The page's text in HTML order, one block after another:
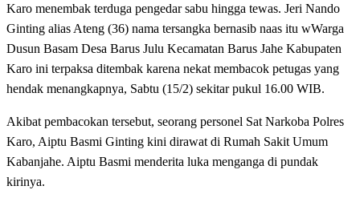
Karo menembak terduga pengedar sabu hingga tewas. Jeri Nando
Ginting alias Ateng (36) nama tersangka bernasib naas itu wWarga
Dusun Basam Desa Barus Julu Kecamatan Barus Jahe Kabupaten
Karo ini terpaksa ditembak karena nekat membacok petugas yang
hendak menangkapnya, Sabtu (15/2) sekitar pukul 16.00 WIB.
Akibat pembacokan tersebut, seorang personel Sat Narkoba Polres
Karo, Aiptu Basmi Ginting kini dirawat di Rumah Sakit Umum
Kabanjahe. Aiptu Basmi menderita luka menganga di pundak
kirinya.